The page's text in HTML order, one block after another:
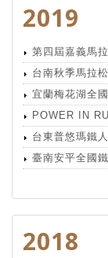
2019
第四屆嘉義馬
台南秋季馬拉松
宜蘭梅花湖全
POWER IN
台東普悠瑪鐵
臺南安平全國
2018